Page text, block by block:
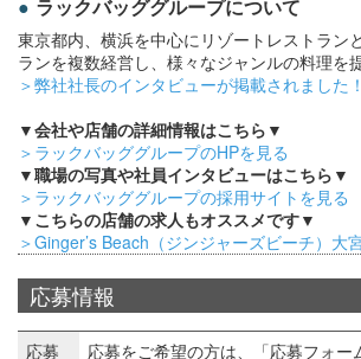
ラックバッググループについて
東京都内、横浜を中心にリゾートレストラン
ランを複数経営し、様々なジャンルの料理を
＞弊社社長のインタビューが掲載されました！
▼会社や店舗の詳細情報はこちら▼
＞ラックバッググループのHPを見る
▼職場の写真や社員インタビューはこちら▼
＞ラックバッググループの採用サイトを見る
▼こちらの店舗の求人もオススメです▼
＞Ginger’s Beach（ジンジャーズビーチ）大
応募情報
応募
応募をご希望の方は、「応募フォー